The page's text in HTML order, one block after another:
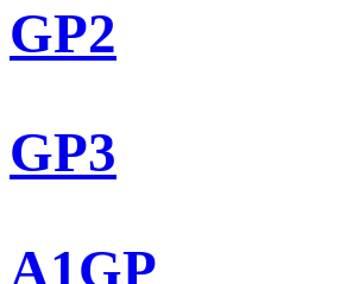
GP2
GP3
A1GP